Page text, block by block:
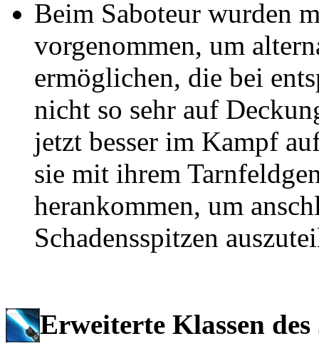
Beim Saboteur wurden
vorgenommen, um
ermöglichen, die bei
nicht so sehr auf
jetzt besser im Kampf
sie mit ihrem
herankommen, um
Schadensspitzen
Erweiterte Klassen